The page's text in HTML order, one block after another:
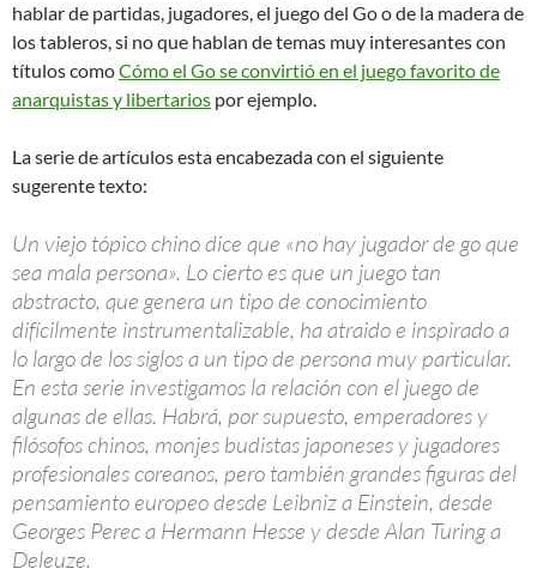
hablar de partidas, jugadores, el juego del Go o de la madera de
los tableros, si no que hablan de temas muy interesantes con
títulos comoCómo el Go se convirtió en el juego favorito de
anarquistas y libertarios por ejemplo.
La serie de artículos esta encabezada con el siguiente
sugerente texto:
Un viejo tópico chino dice que «no hay jugador de go que
sea mala persona». Lo cierto es que un juego tan
abstracto, que genera un tipo de conocimiento
difícilmente instrumentalizable, ha atraido e inspirado a
lo largo de los siglos a un tipo de persona muy particular.
En esta serie investigamos la relación con el juego de
algunas de ellas. Habrá, por supuesto, emperadores y
filósofos chinos, monjes budistas japoneses y jugadores
profesionales coreanos, pero también grandes figuras del
pensamiento europeo desde Leibniz a Einstein, desde
Georges Perec a Hermann Hesse y desde Alan Turing a
Deleuze.